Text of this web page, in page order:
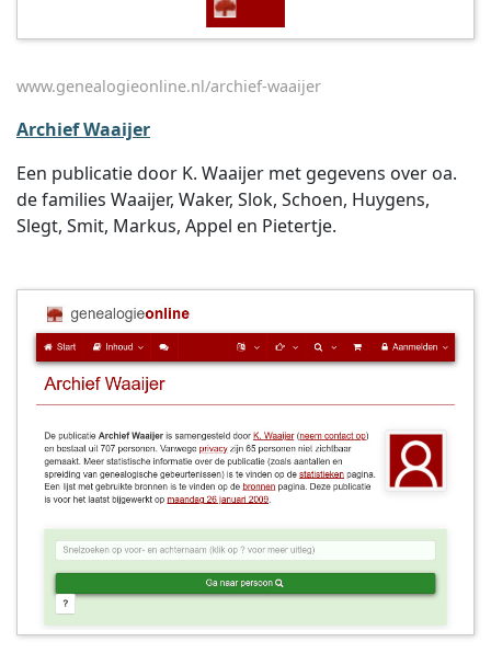
www.genealogieonline.nl/archief-waaijer
Archief Waaijer
Een publicatie door K. Waaijer met gegevens over oa.
de families Waaijer, Waker, Slok, Schoen, Huygens,
Slegt, Smit, Markus, Appel en Pietertje.